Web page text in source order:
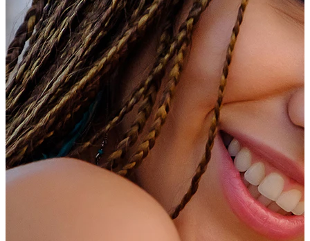
Industrial